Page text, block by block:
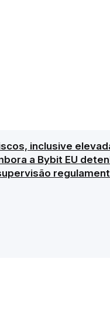
inclusive
a Bybit EU